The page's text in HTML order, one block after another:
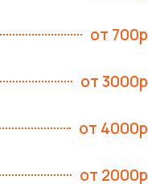
от 700р
от 3000р
от 4000р
от 2000р